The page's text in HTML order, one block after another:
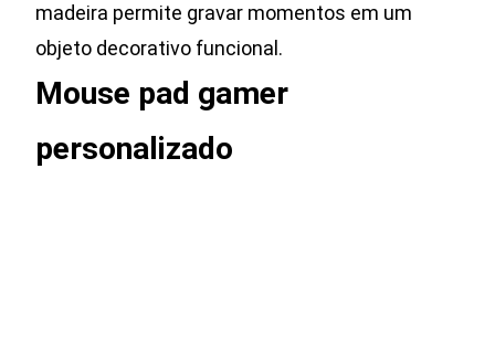
madeira permite gravar momentos em um
objeto decorativo funcional.
Mouse pad gamer
personalizado